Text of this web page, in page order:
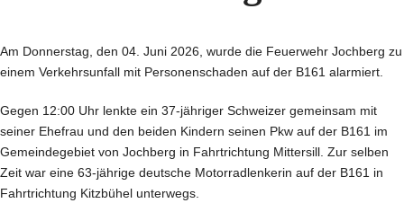
Am Donnerstag, den 04. Juni 2026, wurde die Feuerwehr Jochberg zu
einem Verkehrsunfall mit Personenschaden auf der B161 alarmiert.
Gegen 12:00 Uhr lenkte ein 37-jähriger Schweizer gemeinsam mit
seiner Ehefrau und den beiden Kindern seinen Pkw auf der B161 im
Gemeindegebiet von Jochberg in Fahrtrichtung Mittersill. Zur selben
Zeit war eine 63-jährige deutsche Motorradlenkerin auf der B161 in
Fahrtrichtung Kitzbühel unterwegs.